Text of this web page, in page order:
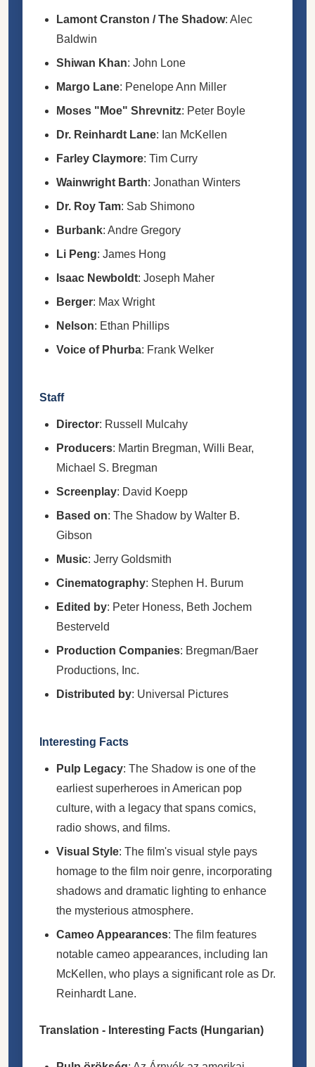
Lamont Cranston / The Shadow: Alec
Baldwin
Shiwan Khan: John Lone
Margo Lane: Penelope Ann Miller
Moses "Moe" Shrevnitz: Peter Boyle
Dr. Reinhardt Lane: Ian McKellen
Farley Claymore: Tim Curry
Wainwright Barth: Jonathan Winters
Dr. Roy Tam: Sab Shimono
Burbank: Andre Gregory
Li Peng: James Hong
Isaac Newboldt: Joseph Maher
Berger: Max Wright
Nelson: Ethan Phillips
Voice of Phurba: Frank Welker
Staff
Director: Russell Mulcahy
Producers: Martin Bregman, Willi Bear,
Michael S. Bregman
Screenplay: David Koepp
Based on: The Shadow by Walter B.
Gibson
Music: Jerry Goldsmith
Cinematography: Stephen H. Burum
Edited by: Peter Honess, Beth Jochem
Besterveld
Production Companies: Bregman/Baer
Productions, Inc.
Distributed by: Universal Pictures
Interesting Facts
Pulp Legacy: The Shadow is one of the
earliest superheroes in American pop
culture, with a legacy that spans comics,
radio shows, and films.
Visual Style: The film's visual style pays
homage to the film noir genre, incorporating
shadows and dramatic lighting to enhance
the mysterious atmosphere.
Cameo Appearances: The film features
notable cameo appearances, including Ian
McKellen, who plays a significant role as Dr.
Reinhardt Lane.
Translation - Interesting Facts (Hungarian)